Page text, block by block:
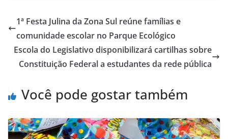
1ª Festa Julina da Zona Sul reúne famílias e
comunidade escolar no Parque Ecológico
Escola do Legislativo disponibilizará cartilhas sobre
Constituição Federal a estudantes da rede pública
Você pode gostar também